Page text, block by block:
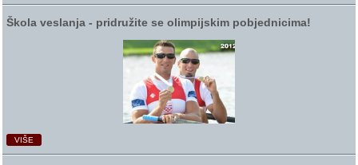
Škola veslanja ‑ pridružite se olimpijskim pobjednicima!
VIŠE